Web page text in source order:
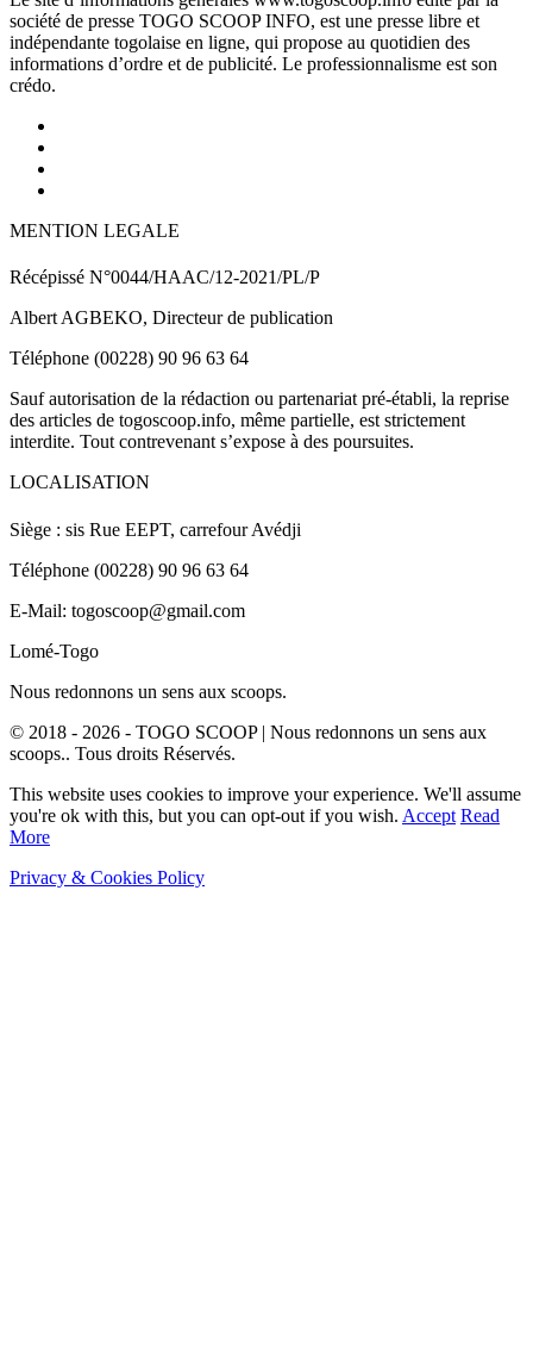
société de presse TOGO SCOOP INFO, est une presse libre et
indépendante togolaise en ligne, qui propose au quotidien des
informations d’ordre et de publicité. Le professionnalisme est son
crédo.
MENTION LEGALE
Récépissé N°0044/HAAC/12-2021/PL/P
Albert AGBEKO, Directeur de publication
Téléphone (00228) 90 96 63 64
Sauf autorisation de la rédaction ou partenariat pré-établi, la reprise
des articles de togoscoop.info, même partielle, est strictement
interdite. Tout contrevenant s’expose à des poursuites.
LOCALISATION
Siège : sis Rue EEPT, carrefour Avédji
Téléphone (00228) 90 96 63 64
E-Mail: togoscoop@gmail.com
Lomé-Togo
Nous redonnons un sens aux scoops.
© 2018 - 2026 - TOGO SCOOP | Nous redonnons un sens aux
scoops.. Tous droits Réservés.
This website uses cookies to improve your experience. We'll assume
you're ok with this, but you can opt-out if you wish. Accept Read
More
Privacy & Cookies Policy